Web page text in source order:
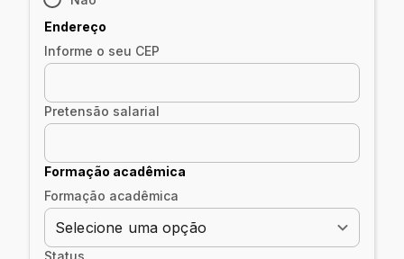
Endereço
Informe o seu CEP
Pretensão salarial
Formação acadêmica
Formação acadêmica
Selecione uma opção